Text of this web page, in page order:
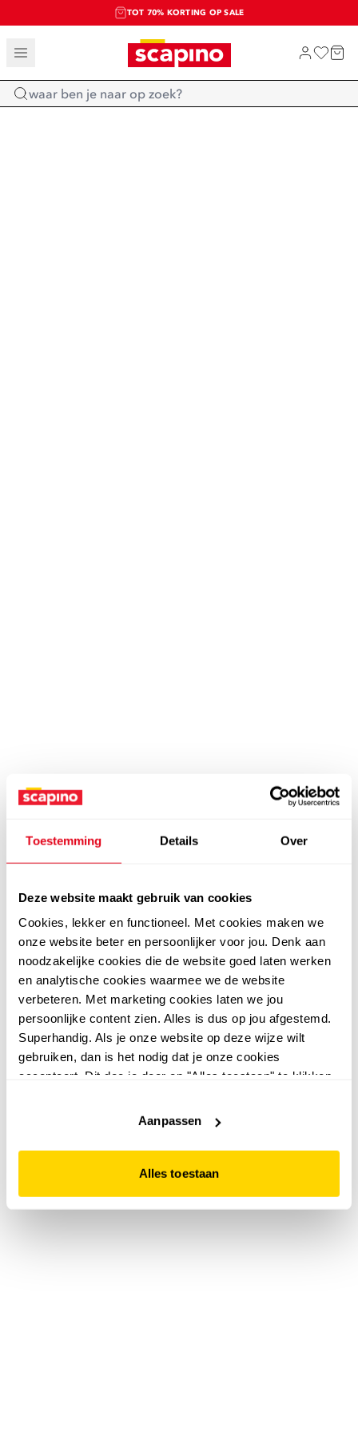
Toestemming Details Over
Deze website maakt gebruik van cookies
Cookies, lekker en functioneel. Met cookies maken we
onze website beter en persoonlijker voor jou. Denk aan
noodzakelijke cookies die de website goed laten werken
en analytische cookies waarmee we de website
verbeteren. Met marketing cookies laten we jou
persoonlijke content zien. Alles is dus op jou afgestemd.
Superhandig. Als je onze website op deze wijze wilt
gebruiken, dan is het nodig dat je onze cookies
accepteert. Dit doe je door op "Alles toestaan" te klikken.
website niet optimaal functioneert.
Aanpassen
Alles toestaan
TOT 70% KORTING OP SALE
SALE: LAATSTE KANS!
SHOP NIEUW
Home